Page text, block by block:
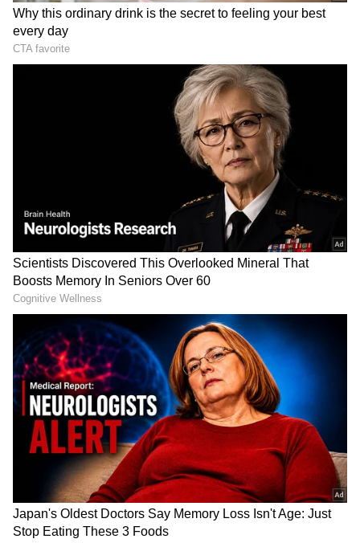
Image Credit :Asianet News
ಮಿಥುನ.
ಈ ರಾಶಿಯ ಅಧಿಪತಿ ಬುಧನು ಶುಭ ರಾಶಿಗಳಲ್ಲಿ ಸಂಚಾರ
ಮಾಡುವುದರಿಂದ ಮತ್ತು ಗುರು ಮತ್ತು ಶುಕ್ರನ ಬೆಂಬಲವನ್ನು
ಪಡೆಯುವುದರಿಂದ, ಈ ರಾಶಿಯಲ್ಲಿ ಜನಿಸಿದ ಜನರು ಈ ವರ್ಷ
ಹೆಚ್ಚಿನ ಯಶಸ್ಸು ಮತ್ತು ಸಾಧನೆಗಳನ್ನು ಹೊಂದಿರುತ್ತಾರೆ.
ವಿವಾದಗಳು ಮತ್ತು ಭಿನ್ನಾಭಿಪ್ರಾಯಗಳು ಬಗೆಹರಿಯುತ್ತವೆ.
ಒತ್ತಡಗಳು ಮತ್ತು ಸಮಸ್ಯೆಗಳು ಬಹಳ ಕಡಿಮೆಯಾಗುತ್ತವೆ.
ಆದಾಯ ಹೆಚ್ಚಾಗುತ್ತದೆ ಮತ್ತು ಅಗತ್ಯಗಳು ಪೂರೈಸಲ್ಪಡುತ್ತವೆ.